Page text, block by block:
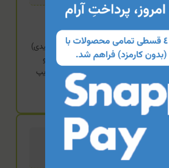
درمالیفت یک "پن" است، یعنی pH سازگار با پوست (اسیدی)
صابون است. برای پوست‌های حساس و
گزینه‌ی تخصصی‌تری نسبت به صابون دیپ
درموپین